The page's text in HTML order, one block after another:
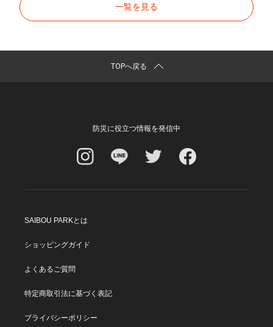
一覧を見る
TOPへ戻る
防災に役立つ情報を発信中
SAIBOU PARKとは
ショッピングガイド
よくあるご質問
特定商取引法に基づく表記
プライバシーポリシー